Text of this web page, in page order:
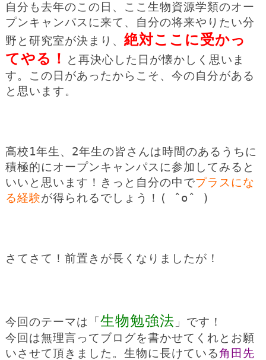
自分も去年のこの日、ここ生物資源学類のオー
プンキャンパスに来て、自分の将来やりたい分
野と研究室が決まり、 絶対ここに受かっ
てやる！
と再決心した日が懐かしく思いま
す。この日があったからこそ、今の自分がある
と思います。
高校1年生、2年生の皆さんは時間のあるうちに
積極的にオープンキャンパスに参加してみると
いいと思います！きっと自分の中でプラスにな
る経験が得られるでしょう！( ˆoˆ )
さてさて！前置きが長くなりましたが！
今回のテーマは「 生物勉強法 」です！
今回は無理言ってブログを書かせてくれとお願
いさせて頂きました。生物に長けている角田先